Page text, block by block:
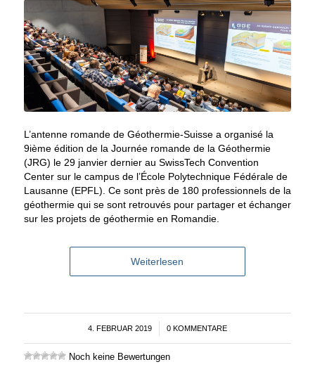
L’antenne romande de Géothermie-Suisse a organisé la
9ième édition de la Journée romande de la Géothermie
(JRG) le 29 janvier dernier au SwissTech Convention
Center sur le campus de l’École Polytechnique Fédérale de
Lausanne (EPFL). Ce sont près de 180 professionnels de la
géothermie qui se sont retrouvés pour partager et échanger
sur les projets de géothermie en Romandie.
Weiterlesen
4. FEBRUAR 2019
/ 0 KOMMENTARE
Noch keine Bewertungen